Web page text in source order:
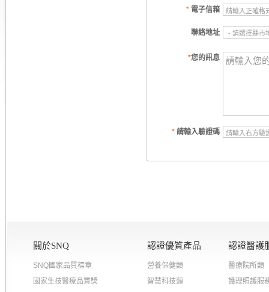
* 電子信箱
聯絡地址
*您的訊息
* 請輸入驗證碼
關於SNQ
SNQ國家品質標章
國家生技醫療品質獎
認證優質產品
營養保健類
智慧科技類
認證醫護
醫療院所類
護理照護服